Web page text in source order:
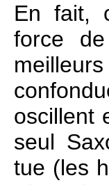
En fait,
force
oscillent
seul
tue (les